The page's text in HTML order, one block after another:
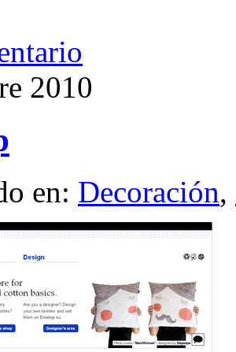
2010
en: Decoración,